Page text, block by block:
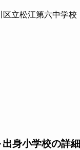
区立松江第六中学校
身小学校の詳細